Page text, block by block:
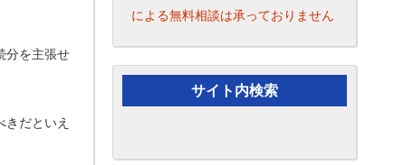
分を主張せ
だといえ
による無料相談は承っておりません
サイト内検索